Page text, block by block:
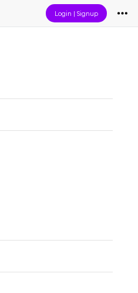
Login |Signup